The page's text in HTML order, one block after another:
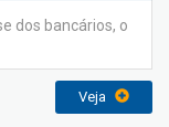
dos bancários, o
Veja